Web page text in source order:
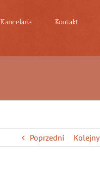
Kancelaria Kontakt
Poprzedni Kolejny